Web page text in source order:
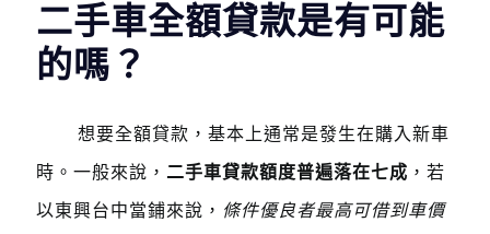
二手車全額貸款是有可能
的嗎？
想要全額貸款，基本上通常是發生在購入新車
時。一般來說， 二手車貸款額度普遍落在七成 ，若
以東興台中當鋪來說， 條件優良者最高可借到車價